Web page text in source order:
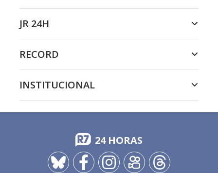
JR 24H
RECORD
INSTITUCIONAL
24 HORAS